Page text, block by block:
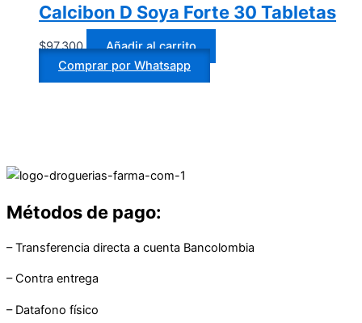
Calcibon D Soya Forte 30 Tabletas
$97.300
Añadir al carrito
Comprar por Whatsapp
Métodos de pago:
– Transferencia directa a cuenta Bancolombia
– Contra entrega
– Datafono físico